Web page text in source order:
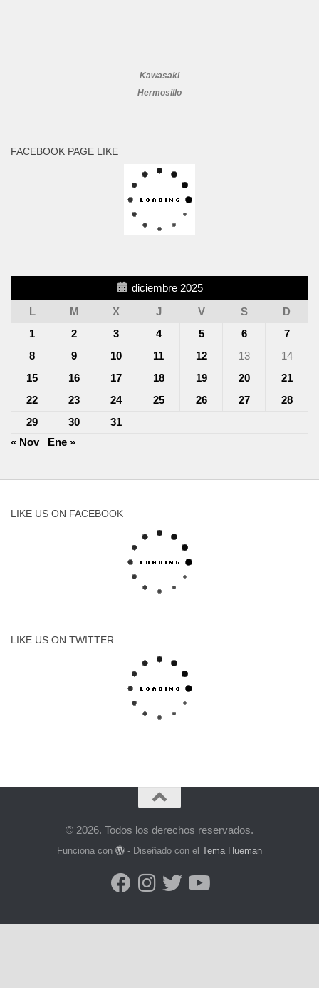
Kawasaki
Hermosillo
FACEBOOK PAGE LIKE
diciembre 2025
L
M X J V S
D
1
2 3 4 5 6
7
8
9 10 11 12 13
14
15
16 17 18 19 20
21
22
23 24 25 26 27
28
29
30
31
« Nov
Ene »
LIKE US ON FACEBOOK
LIKE US ON TWITTER
© 2026. Todos los derechos reservados.
Funciona con - Diseñado con elTema Hueman